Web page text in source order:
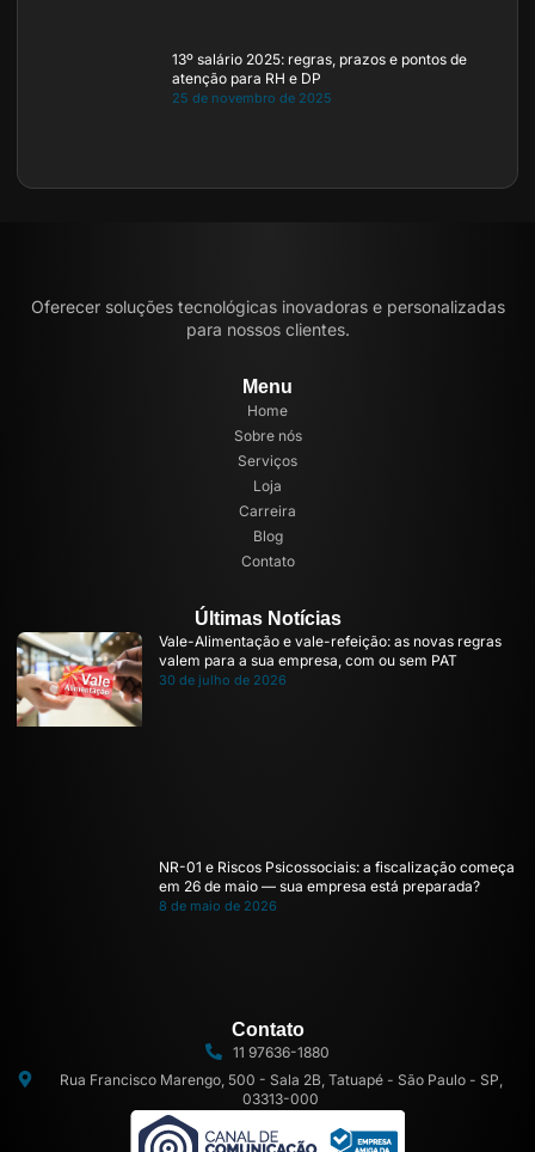
13º salário 2025: regras, prazos e pontos de
atenção para RH e DP
25 de novembro de 2025
Oferecer soluções tecnológicas inovadoras e personalizadas
para nossos clientes.
Menu
Home
Sobre nós
Serviços
Loja
Carreira
Blog
Contato
Últimas Notícias
Vale-Alimentação e vale-refeição: as novas regras
valem para a sua empresa, com ou sem PAT
30 de julho de 2026
NR-01 e Riscos Psicossociais: a fiscalização começa
em 26 de maio — sua empresa está preparada?
8 de maio de 2026
Contato
11 97636-1880
Rua Francisco Marengo, 500 - Sala 2B, Tatuapé - São Paulo - SP,
03313-000